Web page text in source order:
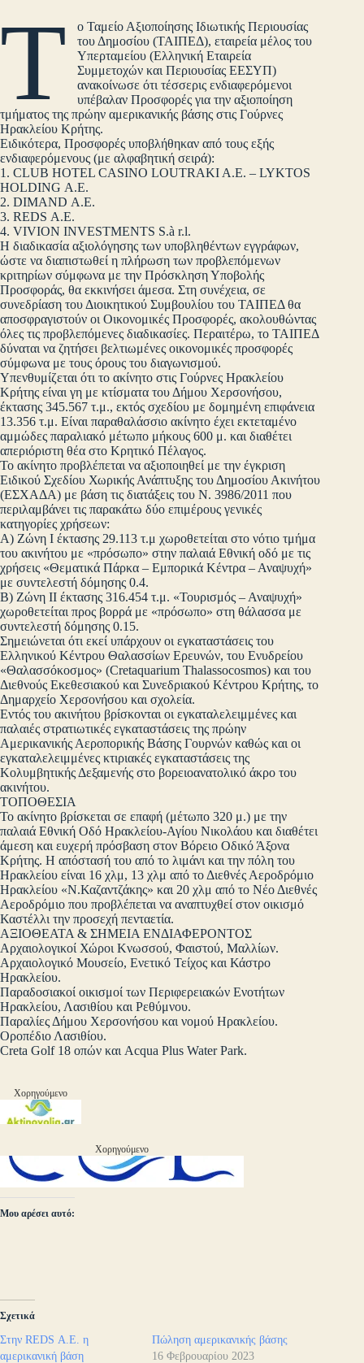
Τ
ο Ταμείο Αξιοποίησης Ιδιωτικής Περιουσίας
του Δημοσίου (ΤΑΙΠΕΔ), εταιρεία μέλος του
Υπερταμείου (Ελληνική Εταιρεία
Συμμετοχών και Περιουσίας ΕΕΣΥΠ)
ανακοίνωσε ότι τέσσερις ενδιαφερόμενοι
υπέβαλαν Προσφορές για την αξιοποίηση
τμήματος της πρώην αμερικανικής βάσης στις Γούρνες
Ηρακλείου Κρήτης.
Ειδικότερα, Προσφορές υποβλήθηκαν από τους εξής
ενδιαφερόμενους (με αλφαβητική σειρά):
1. CLUB HOTEL CASINO LOUTRAKI A.E. – LYKTOS
HOLDING Α.Ε.
2. DIMAND Α.Ε.
3. REDS Α.Ε.
4. VIVION INVESTMENTS S.à r.l.
Η διαδικασία αξιολόγησης των υποβληθέντων εγγράφων,
ώστε να διαπιστωθεί η πλήρωση των προβλεπόμενων
κριτηρίων σύμφωνα με την Πρόσκληση Υποβολής
Προσφοράς, θα εκκινήσει άμεσα. Στη συνέχεια, σε
συνεδρίαση του Διοικητικού Συμβουλίου του ΤΑΙΠΕΔ θα
αποσφραγιστούν οι Οικονομικές Προσφορές, ακολουθώντας
όλες τις προβλεπόμενες διαδικασίες. Περαιτέρω, το ΤΑΙΠΕΔ
δύναται να ζητήσει βελτιωμένες οικονομικές προσφορές
σύμφωνα με τους όρους του διαγωνισμού.
Υπενθυμίζεται ότι το ακίνητο στις Γούρνες Ηρακλείου
Κρήτης είναι γη με κτίσματα του Δήμου Χερσονήσου,
έκτασης 345.567 τ.μ., εκτός σχεδίου με δομημένη επιφάνεια
13.356 τ.μ. Είναι παραθαλάσσιο ακίνητο έχει εκτεταμένο
αμμώδες παραλιακό μέτωπο μήκους 600 μ. και διαθέτει
απεριόριστη θέα στο Κρητικό Πέλαγος.
Το ακίνητο προβλέπεται να αξιοποιηθεί με την έγκριση
Ειδικού Σχεδίου Χωρικής Ανάπτυξης του Δημοσίου Ακινήτου
(ΕΣΧΑΔΑ) με βάση τις διατάξεις του Ν. 3986/2011 που
περιλαμβάνει τις παρακάτω δύο επιμέρους γενικές
κατηγορίες χρήσεων:
A) Ζώνη Ι έκτασης 29.113 τ.μ χωροθετείται στο νότιο τμήμα
του ακινήτου με «πρόσωπο» στην παλαιά Εθνική οδό με τις
χρήσεις «Θεματικά Πάρκα – Εμπορικά Κέντρα – Αναψυχή»
με συντελεστή δόμησης 0.4.
B) Ζώνη ΙΙ έκτασης 316.454 τ.μ. «Τουρισμός – Αναψυχή»
χωροθετείται προς βορρά με «πρόσωπο» στη θάλασσα με
συντελεστή δόμησης 0.15.
Σημειώνεται ότι εκεί υπάρχουν οι εγκαταστάσεις του
Ελληνικού Κέντρου Θαλασσίων Ερευνών, του Ενυδρείου
«Θαλασσόκοσμος» (Cretaquarium Thalassocosmos) και του
Διεθνούς Εκεθεσιακού και Συνεδριακού Κέντρου Κρήτης, το
Δημαρχείο Χερσονήσου και σχολεία.
Εντός του ακινήτου βρίσκονται οι εγκαταλελειμμένες και
παλαιές στρατιωτικές εγκαταστάσεις της πρώην
Αμερικανικής Αεροπορικής Βάσης Γουρνών καθώς και οι
εγκαταλελειμμένες κτιριακές εγκαταστάσεις της
Κολυμβητικής Δεξαμενής στο βορειοανατολικό άκρο του
ακινήτου.
ΤΟΠΟΘΕΣΙΑ
Το ακίνητο βρίσκεται σε επαφή (μέτωπο 320 μ.) με την
παλαιά Εθνική Οδό Ηρακλείου-Αγίου Νικολάου και διαθέτει
άμεση και ευχερή πρόσβαση στον Βόρειο Οδικό Άξονα
Κρήτης. Η απόστασή του από το λιμάνι και την πόλη του
Ηρακλείου είναι 16 χλμ, 13 χλμ από το Διεθνές Αεροδρόμιο
Ηρακλείου «Ν.Καζαντζάκης» και 20 χλμ από το Νέο Διεθνές
Αεροδρόμιο που προβλέπεται να αναπτυχθεί στον οικισμό
Καστέλλι την προσεχή πενταετία.
ΑΞΙΟΘΕΑΤΑ & ΣΗΜΕΙΑ ΕΝΔΙΑΦΕΡΟΝΤΟΣ
Αρχαιολογικοί Χώροι Κνωσσού, Φαιστού, Μαλλίων.
Αρχαιολογικό Μουσείο, Ενετικό Τείχος και Κάστρο
Ηρακλείου.
Παραδοσιακοί οικισμοί των Περιφερειακών Ενοτήτων
Ηρακλείου, Λασιθίου και Ρεθύμνου.
Παραλίες Δήμου Χερσονήσου και νομού Ηρακλείου.
Οροπέδιο Λασιθίου.
Creta Golf 18 οπών και Acqua Plus Water Park.
Χορηγούμενο
Χορηγούμενο
Μου αρέσει αυτό:
Σχετικά
Στην REDS Α.Ε. η
αμερικανική βάση
Πώληση αμερικανικής βάσης
16 Φεβρουαρίου 2023